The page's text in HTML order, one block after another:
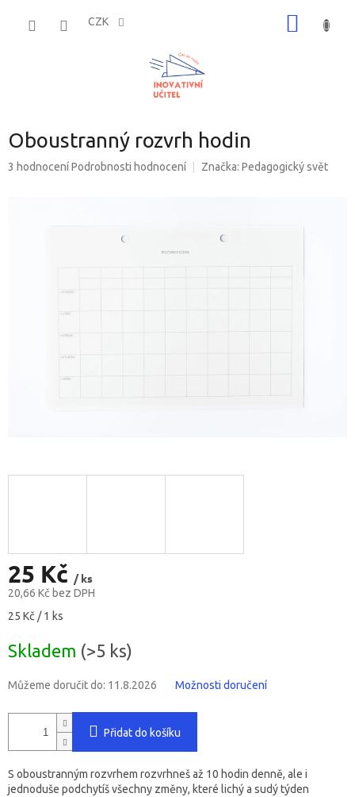
CZK
Oboustranný rozvrh hodin
Průměrné
3 hodnoceníPodrobnosti hodnocení Značka: Pedagogický svět
25 Kč / ks
20,66 Kč bez DPH
Měrná
25 Kč / 1 ks
Skladem (>5 ks)
Můžeme doručit do: 11.8.2026 Možnosti doručení
Přidat do košíku
S oboustranným rozvrhem rozvrhneš až 10 hodin denně, ale i
jednoduše podchytíš všechny změny, které lichý a sudý týden